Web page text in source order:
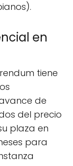
en
tiene
de
del precio
plaza en
para